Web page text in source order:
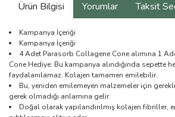
Ürün Bilgisi Yorumlar Taksit
Kampanya İçeriği
Kampanya İçeriği
4 Adet Parasorb Collagene Cone alımına 1
Cone Hediye: Bu kampanya alındığında sepette
faydalanılamaz. Kolajen tamamen emilebilir.
Bu, yeniden emilemeyen malzemeler için
gerek olmadığı anlamına gelir.
Doğal olarak yapılandırılmış kolajen fibriller,